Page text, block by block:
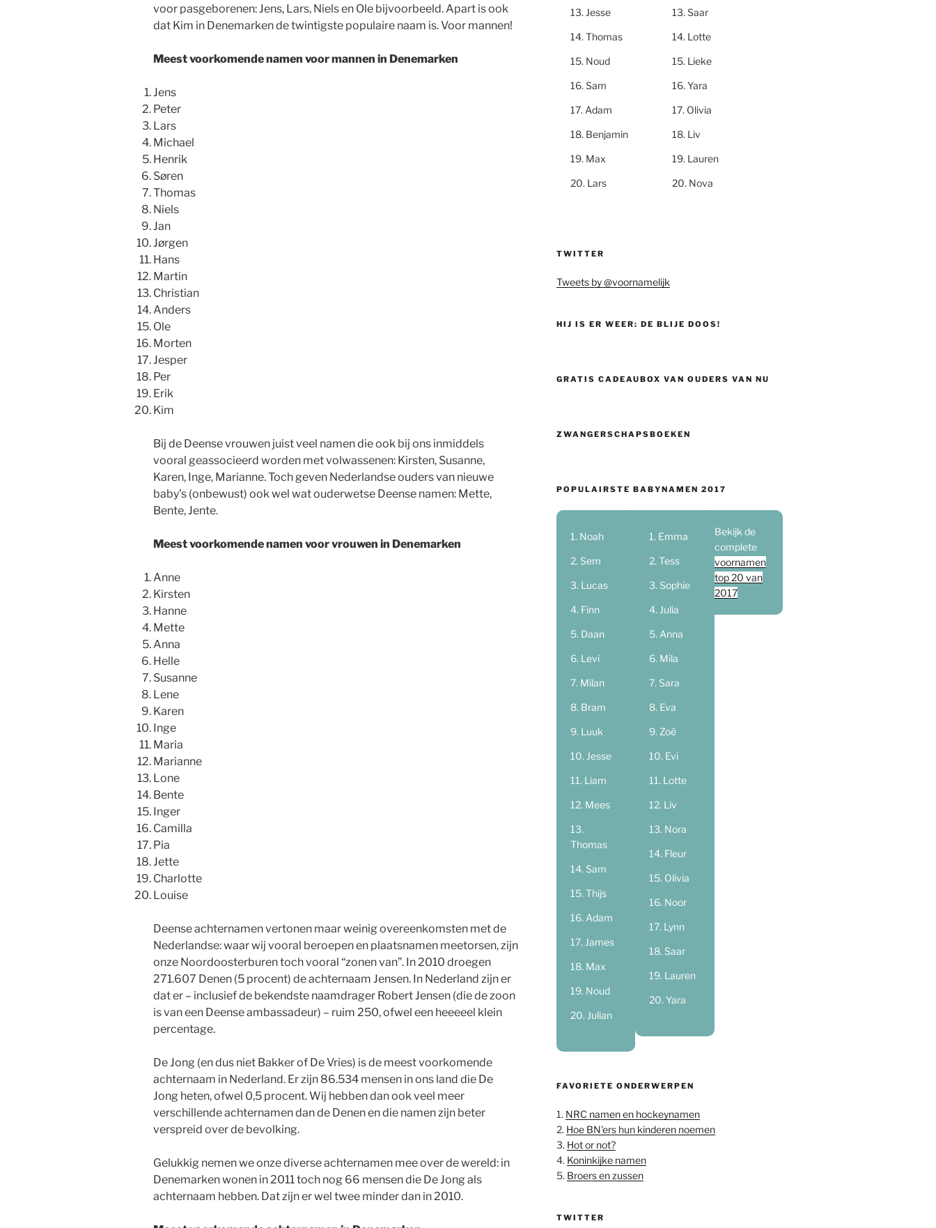
voor pasgeborenen: Jens, Lars, Niels en Ole bijvoorbeeld. Apart is ook
dat Kim in Denemarken de twintigste populaire naam is. Voor mannen!
Meest voorkomende namen voor mannen in Denemarken
Jens
Peter
Lars
Michael
Henrik
Søren
Thomas
Niels
Jan
Jørgen
Hans
Martin
Christian
Anders
Ole
Morten
Jesper
Per
Erik
Kim
Bij de Deense vrouwen juist veel namen die ook bij ons inmiddels
vooral geassocieerd worden met volwassenen: Kirsten, Susanne,
Karen, Inge, Marianne. Toch geven Nederlandse ouders van nieuwe
baby’s (onbewust) ook wel wat ouderwetse Deense namen: Mette,
Bente, Jente.
Meest voorkomende namen voor vrouwen in Denemarken
Anne
Kirsten
Hanne
Mette
Anna
Helle
Susanne
Lene
Karen
Inge
Maria
Marianne
Lone
Bente
Inger
Camilla
Pia
Jette
Charlotte
Louise
Deense achternamen vertonen maar weinig overeenkomsten met de
Nederlandse: waar wij vooral beroepen en plaatsnamen meetorsen, zijn
onze Noordoosterburen toch vooral “zonen van”. In 2010 droegen
271.607 Denen (5 procent) de achternaam Jensen. In Nederland zijn er
dat er – inclusief de bekendste naamdrager Robert Jensen (die de zoon
is van een Deense ambassadeur) – ruim 250, ofwel een heeeeel klein
percentage.
De Jong (en dus niet Bakker of De Vries) is de meest voorkomende
achternaam in Nederland. Er zijn 86.534 mensen in ons land die De
Jong heten, ofwel 0,5 procent. Wij hebben dan ook veel meer
verschillende achternamen dan de Denen en die namen zijn beter
verspreid over de bevolking.
Gelukkig nemen we onze diverse achternamen mee over de wereld: in
Denemarken wonen in 2011 toch nog 66 mensen die De Jong als
achternaam hebben. Dat zijn er wel twee minder dan in 2010.
Jesse
Thomas
Noud
Sam
Adam
Benjamin
Max
Lars
Saar
Lotte
Lieke
Yara
Olivia
Liv
Lauren
Nova
TWITTER
Tweets by @voornamelijk
HIJ IS ER WEER: DE BLIJE DOOS!
GRATIS CADEAUBOX VAN OUDERS VAN NU
ZWANGERSCHAPSBOEKEN
POPULAIRSTE BABYNAMEN 2017
Noah
Sem
Lucas
Finn
Daan
Levi
Milan
Bram
Luuk
Jesse
Liam
Mees
Thomas
Sam
Thijs
Adam
James
Max
Noud
Julian
Emma
Tess
Sophie
Julia
Anna
Mila
Sara
Eva
Zoë
Evi
Lotte
Liv
Nora
Fleur
Olivia
Noor
Lynn
Saar
Lauren
Yara
Bekijk de
complete
voornamen
top 20 van
2017
FAVORIETE ONDERWERPEN
1. NRC namen en hockeynamen
2. Hoe BN'ers hun kinderen noemen
3. Hot or not?
4. Koninkijke namen
5. Broers en zussen
TWITTER